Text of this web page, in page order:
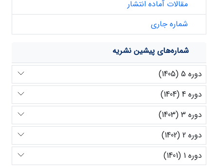
مقالات آماده انتشار
شماره جاری
شماره‌های پیشین نشریه
دوره 5 (1405)
دوره 4 (1404)
دوره 3 (1403)
دوره 2 (1402)
دوره 1 (1401)